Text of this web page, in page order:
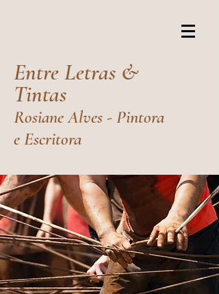
Entre Letras &
Tintas
Rosiane Alves - Pintora
e Escritora